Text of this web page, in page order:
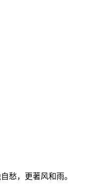
愁，更著风和雨。